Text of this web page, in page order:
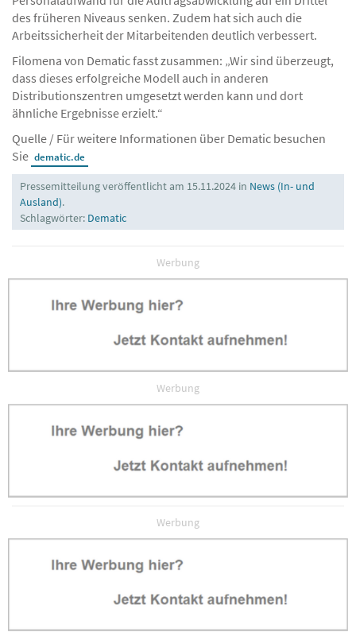
des früheren Niveaus senken. Zudem hat sich auch die
Arbeitssicherheit der Mitarbeitenden deutlich verbessert.
Filomena von Dematic fasst zusammen: „Wir sind überzeugt,
dass dieses erfolgreiche Modell auch in anderen
Distributionszentren umgesetzt werden kann und dort
ähnliche Ergebnisse erzielt.“
Quelle / Für weitere Informationen über Dematic besuchen
Sie dematic.de
Pressemitteilung veröffentlicht am 15.11.2024 in News (In- und
Ausland).
Schlagwörter: Dematic
Werbung
Werbung
Werbung